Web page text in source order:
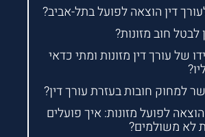
דין הוצאה לפועל בתל-אביב?
לבטל חוב מזונות?
של עורך דין מזונות ומתי כדאי
למחוק חובות בעזרת עורך דין?
הוצאה לפועל מזונות: איך פועלים
לא משולמים?